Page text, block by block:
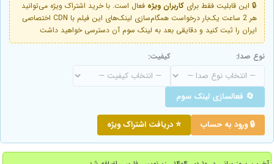
🔒 این قابلیت فقط برای کاربران ویژه فعال است. با خرید اشتراک ویژه می‌توانید
هر 2 ساعت یک‌بار درخواست همگام‌سازی لینک‌های این فیلم با CDN اختصاصی
ایران را ثبت کنید و دقایقی بعد به لینک سوم آن دسترسی خواهید داشت
نوع صدا: کیفیت:
🔄 فعالسازی لینک سوم
🔒 ورود به حساب ⭐ دریافت اشتراک ویژه